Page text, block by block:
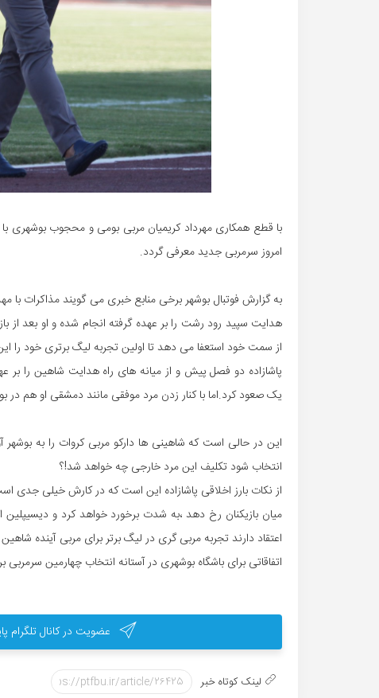
با قطع همکاری مهرداد کریمیان مربی بومی و محجوب بوشهری با
امروز سرمربی جدید معرفی گردد.
به گزارش فوتبال بوشهر برخی منابع خبری می گویند مذاکرات
هدایت سپید رود رشت را بر عهده گرفته انجام شده و او بعد از
از سمت خود استعفا می دهد تا اولین تجربه لیگ برتری خود را
پاشازاده دو فصل پیش و از میانه های راه هدایت شاهین را
یک صعود کرد.اما با کنار زدن مرد موفقی مانند دمشقی او هم در
این در حالی است که شاهینی ها دارکو مربی کروات را به
انتخاب شود تکلیف این مرد خارجی چه خواهد شد!؟
از نکات بارز اخلاقی پاشازاده این است که در کارش خیلی جدی
میان بازیکنان رخ دهد ،به شدت برخورد خواهد کرد و
اعتقاد دارند تجربه مربی گری در لیگ برتر برای مربی آینده
اتفاقاتی برای باشگاه بوشهری در آستانه انتخاب چهارمین
عضویت در کانال تلگرام
لینک کوتاه خبر